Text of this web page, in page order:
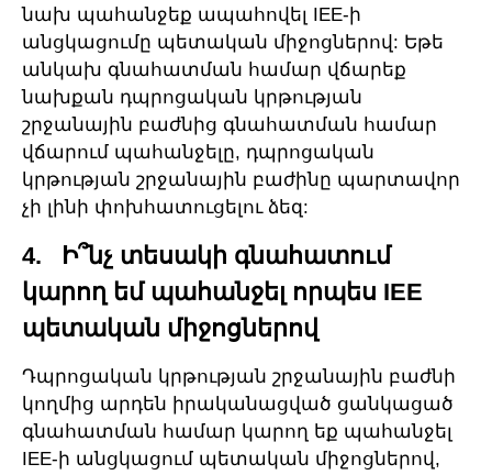
նախ պահանջեք ապահովել IEE-ի
անցկացումը պետական միջոցներով: Եթե
անկախ գնահատման համար վճարեք
նախքան դպրոցական կրթության
շրջանային բաժնից գնահատման համար
վճարում պահանջելը, դպրոցական
կրթության շրջանային բաժինը պարտավոր
չի լինի փոխհատուցելու ձեզ:
4. Ի՞նչ տեսակի գնահատում
կարող եմ պահանջել որպես IEE
պետական միջոցներով
Դպրոցական կրթության շրջանային բաժնի
կողմից արդեն իրականացված ցանկացած
գնահատման համար կարող եք պահանջել
IEE-ի անցկացում պետական միջոցներով,